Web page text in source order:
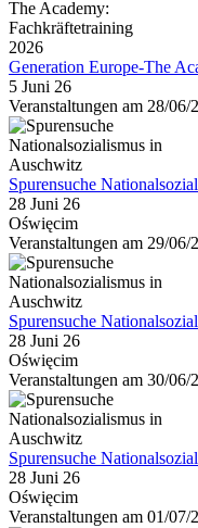
Generation Europe-The
5 Juni 26
Veranstaltungen am 28/06/
Spurensuche
28 Juni 26
Oświęcim
Veranstaltungen am 29/06/
Spurensuche
28 Juni 26
Oświęcim
Veranstaltungen am 30/06/
Spurensuche
28 Juni 26
Oświęcim
Veranstaltungen am 01/07/